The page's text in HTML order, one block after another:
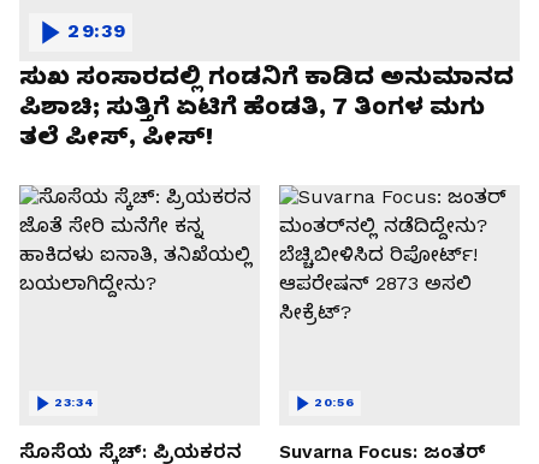
ಸುಖ ಸಂಸಾರದಲ್ಲಿ ಗಂಡನಿಗೆ ಕಾಡಿದ ಅನುಮಾನದ
ಪಿಶಾಚಿ; ಸುತ್ತಿಗೆ ಏಟಿಗೆ ಹೆಂಡತಿ, 7 ತಿಂಗಳ ಮಗು
ತಲೆ ಪೀಸ್, ಪೀಸ್!
29:39
ಸೊಸೆಯ ಸ್ಕೆಚ್: ಪ್ರಿಯಕರನ
23:34
Suvarna Focus: ಜಂತರ್
20:56